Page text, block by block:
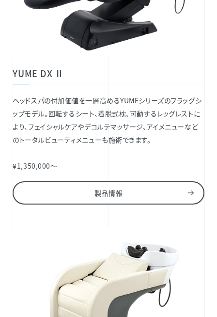
YUME DX Ⅱ
ヘッドスパの付加価値を一層高めるYUMEシリーズのフラッグシ
ップモデル。回転するシート、着脱式枕、可動するレッグレストに
より、フェイシャルケアやデコルテマッサージ、アイメニューなど
のトータルビューティメニューも施術できます。
¥1,350,000～
製品情報